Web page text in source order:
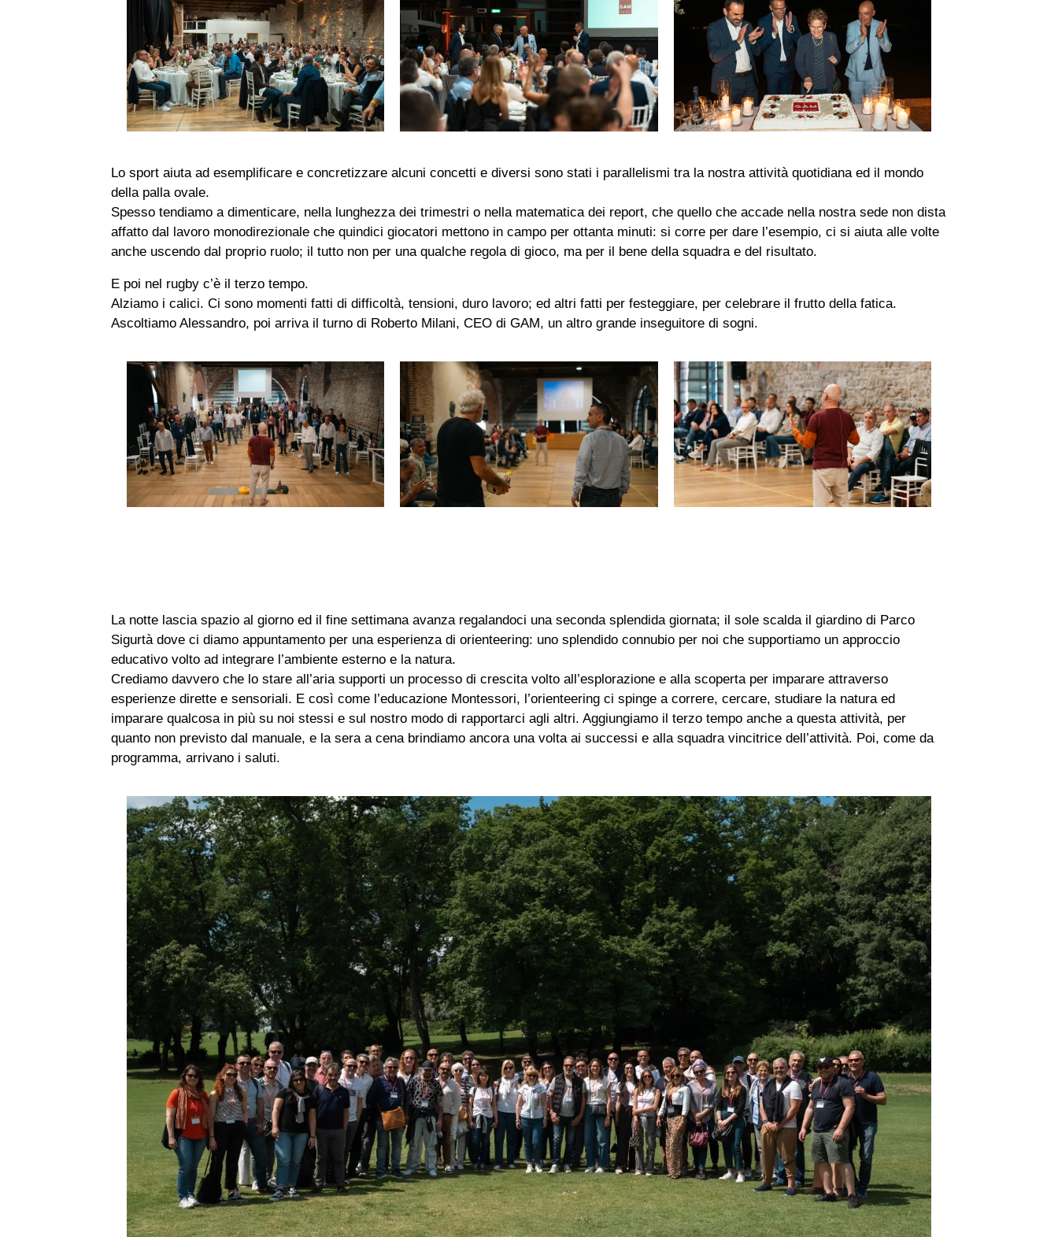
Lo sport aiuta ad esemplificare e concretizzare alcuni concetti e diversi sono stati i parallelismi tra la nostra attività quotidiana ed il mondo
della palla ovale.
Spesso tendiamo a dimenticare, nella lunghezza dei trimestri o nella matematica dei report, che quello che accade nella nostra sede non dista
affatto dal lavoro monodirezionale che quindici giocatori mettono in campo per ottanta minuti: si corre per dare l’esempio, ci si aiuta alle volte
anche uscendo dal proprio ruolo; il tutto non per una qualche regola di gioco, ma per il bene della squadra e del risultato.
E poi nel rugby c’è il terzo tempo.
Alziamo i calici. Ci sono momenti fatti di difficoltà, tensioni, duro lavoro; ed altri fatti per festeggiare, per celebrare il frutto della fatica.
Ascoltiamo Alessandro, poi arriva il turno di Roberto Milani, CEO di GAM, un altro grande inseguitore di sogni.
La notte lascia spazio al giorno ed il fine settimana avanza regalandoci una seconda splendida giornata; il sole scalda il giardino di Parco
Sigurtà dove ci diamo appuntamento per una esperienza di orienteering: uno splendido connubio per noi che supportiamo un approccio
educativo volto ad integrare l’ambiente esterno e la natura.
Crediamo davvero che lo stare all’aria supporti un processo di crescita volto all’esplorazione e alla scoperta per imparare attraverso
esperienze dirette e sensoriali. E così come l’educazione Montessori, l’orienteering ci spinge a correre, cercare, studiare la natura ed
imparare qualcosa in più su noi stessi e sul nostro modo di rapportarci agli altri. Aggiungiamo il terzo tempo anche a questa attività, per
quanto non previsto dal manuale, e la sera a cena brindiamo ancora una volta ai successi e alla squadra vincitrice dell’attività. Poi, come da
programma, arrivano i saluti.